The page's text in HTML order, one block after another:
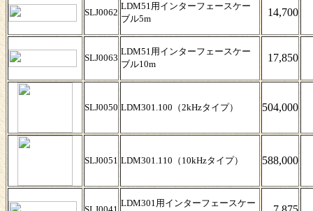
SLJ0062
LDM51用インターフェースケー
ブル5m
14,700
SLJ0063
LDM51用インターフェースケー
ブル10m
17,850
SLJ0050 LDM301.100（2kHzタイプ） 504,000
SLJ0051 LDM301.110（10kHzタイプ） 588,000
LDM301用インターフェースケー